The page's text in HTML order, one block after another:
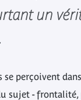
un
se perçoivent
sujet - frontalité,